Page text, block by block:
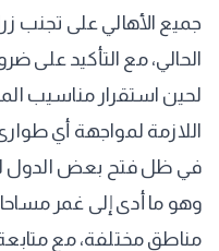
جميع الأهالي على تجنب
الحالي، مع التأكيد على
لحين استقرار مناسيب
اللازمة لمواجهة أي
في ظل فتح بعض الدول
وهو ما أدى إلى غمر
مناطق مختلفة، مع